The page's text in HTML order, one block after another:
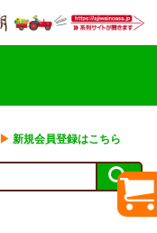
▶︎ 新規会員登録はこちら